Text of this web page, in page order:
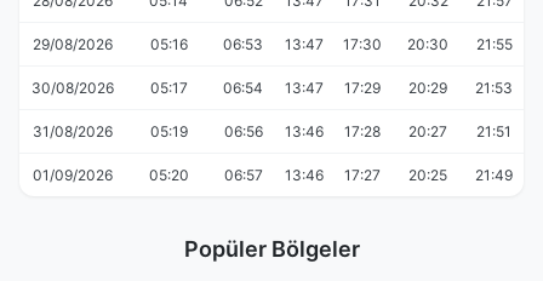
29/08/2026 05:16 06:53 13:47 17:30 20:30 21:55
30/08/2026 05:17 06:54 13:47 17:29 20:29 21:53
31/08/2026 05:19 06:56 13:46 17:28 20:27 21:51
01/09/2026 05:20 06:57 13:46 17:27 20:25 21:49
Popüler Bölgeler